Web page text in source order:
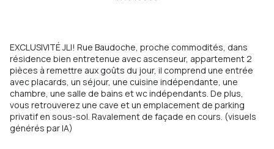
EXCLUSIVITÉ JLI! Rue Baudoche, proche commodités, dans
résidence bien entretenue avec ascenseur, appartement 2
pièces à remettre aux goûts du jour, il comprend une entrée
avec placards, un séjour, une cuisine indépendante, une
chambre, une salle de bains et wc indépendants. De plus,
vous retrouverez une cave et un emplacement de parking
privatif en sous-sol. Ravalement de façade en cours. (visuels
générés par IA)